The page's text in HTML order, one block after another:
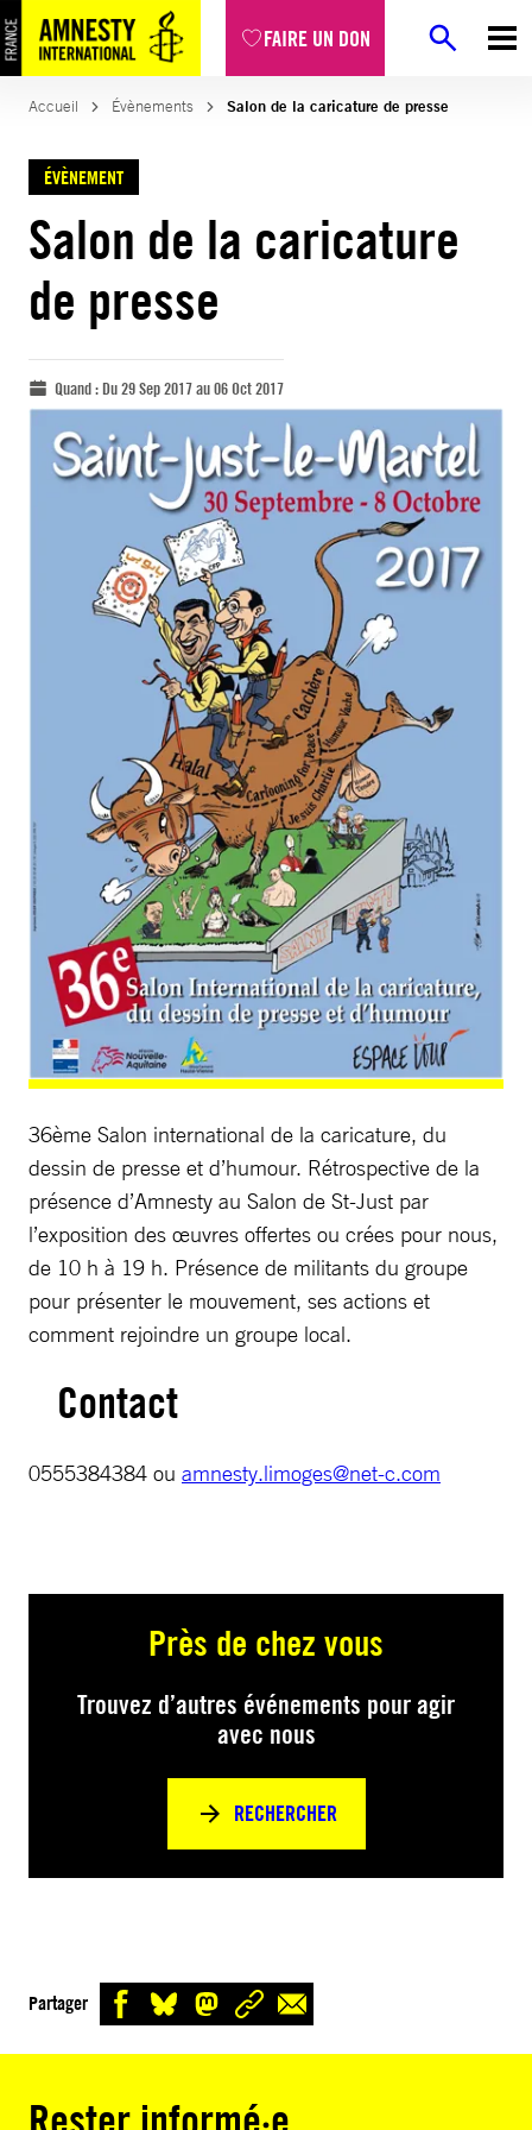
FAIRE UN DON
Accueil Évènements Salon de la caricature de presse
ÉVÈNEMENT
Salon de la caricature
de presse
Quand :Du 29 Sep 2017 au 06 Oct 2017
36ème Salon international de la caricature, du
dessin de presse et d’humour. Rétrospective de la
présence d’Amnesty au Salon de St-Just par
l’exposition des œuvres offertes ou crées pour nous,
de 10 h à 19 h. Présence de militants du groupe
pour présenter le mouvement, ses actions et
comment rejoindre un groupe local.
Contact
0555384384 ou amnesty.limoges@net-c.com
Près de chez vous
Trouvez d’autres événements pour agir
avec nous
RECHERCHER
Partager